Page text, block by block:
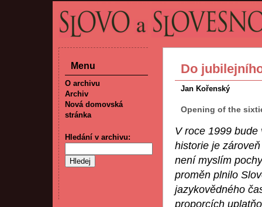
Do
Jan Kořenský
Opening of the
V roce 1999
historie je
není myslím
proměn plnilo
jazykovědného
proporcích
Menu
O archivu
Archiv
Nová domovská
stránka
Hledání v archivu: